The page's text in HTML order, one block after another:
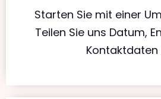
Starten Sie mit einer
Teilen Sie uns Datum,
Kontaktdaten